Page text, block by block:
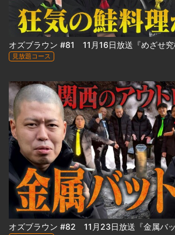
見放題コース